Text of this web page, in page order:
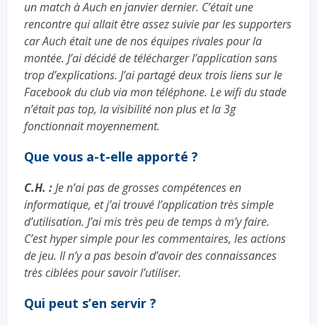
un match à Auch en janvier dernier. C’était une
rencontre qui allait être assez suivie par les supporters
car Auch était une de nos équipes rivales pour la
montée. J’ai décidé de télécharger l’application sans
trop d’explications. J’ai partagé deux trois liens sur le
Facebook du club via mon téléphone. Le wifi du stade
n’était pas top, la visibilité non plus et la 3g
fonctionnait moyennement.
Que vous a-t-elle apporté ?
C.H. :Je n’ai pas de grosses compétences en
informatique, et j’ai trouvé l’application très simple
d’utilisation. J’ai mis très peu de temps à m’y faire.
C’est hyper simple pour les commentaires, les actions
de jeu. Il n’y a pas besoin d’avoir des connaissances
très ciblées pour savoir l’utiliser.
Qui peut s’en servir ?